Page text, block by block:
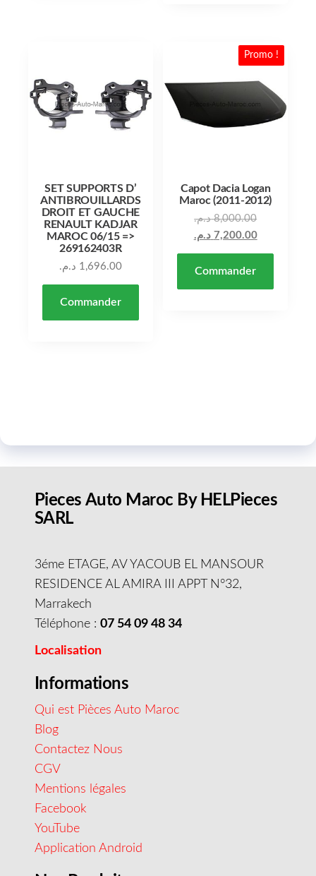
SET SUPPORTS D’
ANTIBROUILLARDS
DROIT ET GAUCHE
RENAULT KADJAR
MAROC 06/15 =>
269162403R
1,696.00 د.م.
Commander
Promo !
Capot Dacia Logan
Maroc (2011-2012)
8,000.00 د.م.
7,200.00 د.م.
Commander
Pieces Auto Maroc By HELPieces
SARL
3éme ETAGE, AV YACOUB EL MANSOUR
RESIDENCE AL AMIRA III APPT N°32,
Marrakech
Téléphone : 07 54 09 48 34
Localisation
Informations
Qui est Pièces Auto Maroc
Blog
Contactez Nous
CGV
Mentions légales
Facebook
YouTube
Application Android